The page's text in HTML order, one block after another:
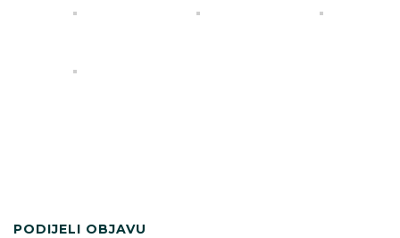
PODIJELI OBJAVU